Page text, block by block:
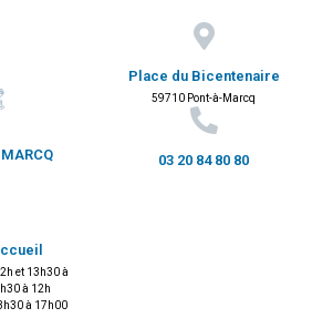
Place du Bicentenaire
59710 Pont-à-Marcq
03 20 84 80 80
et 13h30 à
à 12h
à 17h00